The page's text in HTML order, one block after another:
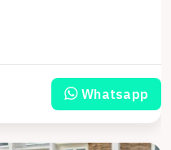
Whatsapp